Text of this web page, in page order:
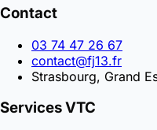
Contact
03 74 47 26 67
contact@fj13.fr
Strasbourg, Grand
Services VTC